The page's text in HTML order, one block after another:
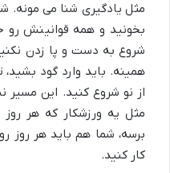
مثل یادگیری شنا می مونه.
بخونید و همه قوانینش رو
شروع به دست و پا زدن
همینه. باید وارد گود بشید،
از نو شروع کنید. این مسیر
مثل یه ورزشکار که هر روز
برسه، شما هم باید هر روز
کار کنید.